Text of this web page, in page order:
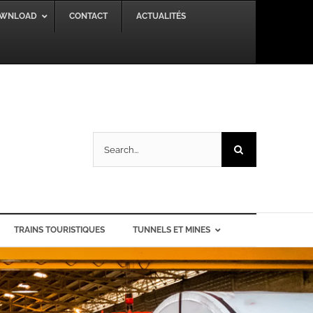
CONTACT ACTUALITÉS
for:
TRAINS TOURISTIQUES TUNNELS ET MINES